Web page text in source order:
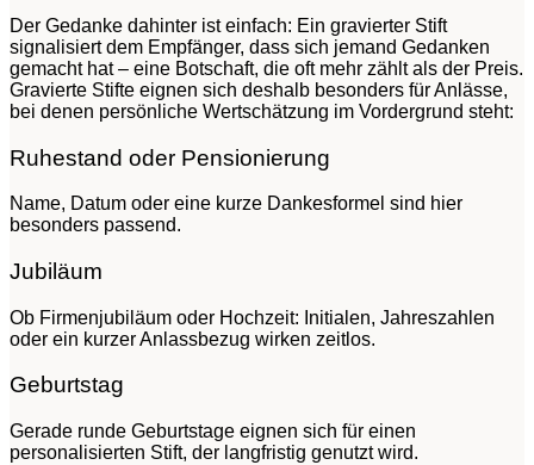
Der Gedanke dahinter ist einfach: Ein gravierter Stift
signalisiert dem Empfänger, dass sich jemand Gedanken
gemacht hat – eine Botschaft, die oft mehr zählt als der Preis.
Gravierte Stifte eignen sich deshalb besonders für Anlässe,
bei denen persönliche Wertschätzung im Vordergrund steht:
Ruhestand oder Pensionierung
Name, Datum oder eine kurze Dankesformel sind hier
besonders passend.
Jubiläum
Ob Firmenjubiläum oder Hochzeit: Initialen, Jahreszahlen
oder ein kurzer Anlassbezug wirken zeitlos.
Geburtstag
Gerade runde Geburtstage eignen sich für einen
personalisierten Stift, der langfristig genutzt wird.